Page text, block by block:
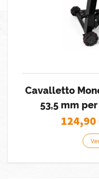
Cavalletto
53,5 mm
124,90